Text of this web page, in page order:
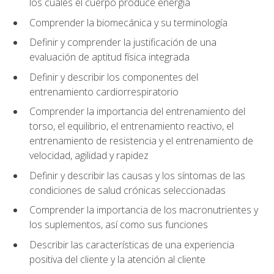
Comprender la biomecánica y su terminología
Definir y comprender la justificación de una
evaluación de aptitud física integrada
Definir y describir los componentes del
entrenamiento cardiorrespiratorio
Comprender la importancia del entrenamiento del
torso, el equilibrio, el entrenamiento reactivo, el
entrenamiento de resistencia y el entrenamiento de
velocidad, agilidad y rapidez
Definir y describir las causas y los síntomas de las
condiciones de salud crónicas seleccionadas
Comprender la importancia de los macronutrientes y
los suplementos, así como sus funciones
Describir las características de una experiencia
positiva del cliente y la atención al cliente